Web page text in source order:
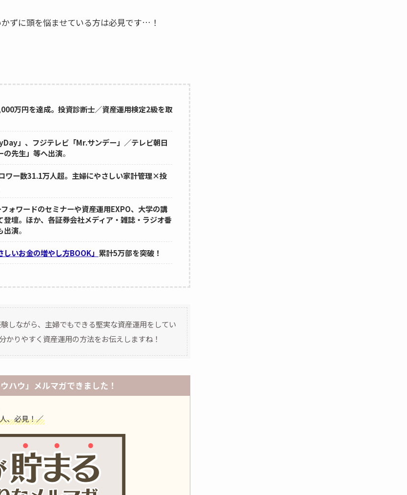
ずに頭を悩ませている方は必見です…！
万円を達成。投資診断士／資産運用検定2級を取
」、フジテレビ「Mr.サンデー」／テレビ朝日
の先生」等へ出演。
ー数31.1万人超。主婦にやさしい家計管理×投
ォワードのセミナーや資産運用EXPO、大学の講
登壇。ほか、各証券会社メディア・雑誌・ラジオ番
出演。
いお金の増やし方BOOK」 累計5万部を突破！
しながら、主婦でもできる堅実な資産運用をしてい
かりやすく資産運用の方法をお伝えしますね！
ハウ」メルマガできました！
人、必見！／